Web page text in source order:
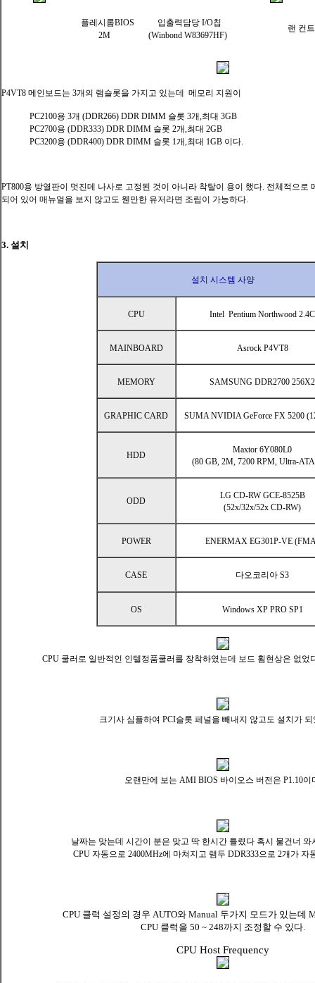
플레시롬BIOS 입출력담당 I/O칩
2M (Winbond W83697HF)
랜 컨
P4VT8 메인보드는 3개의 램슬롯을 가지고 있는데 메모리 지원이
PC2100용 3개 (DDR266) DDR DIMM 슬롯 3개,최대 3GB
PC2700용 (DDR333) DDR DIMM 슬롯 2개,최대 2GB
PC3200용 (DDR400) DDR DIMM 슬롯 1개,최대 1GB 이다.
PT800용 방열판이 멋진데 나사로 고정된 것이 아니라 착탈이 용이 했다. 전체적으로
되어 있어 매뉴얼을 보지 않고도 웬만한 유저라면 조립이 가능하다.
3. 설치
설치 시스템 사양
CPU Intel Pentium Northwood 2.4C
MAINBOARD Asrock P4VT8
MEMORY SAMSUNG DDR2700 256X2
GRAPHIC CARD SUMA NVIDIA GeForce FX 5200
HDD
Maxtor 6Y080L0
(80 GB, 2M, 7200 RPM, Ultra-
ODD
LG CD-RW GCE-8525B
(52x/32x/52x CD-RW)
POWER ENERMAX EG301P-VE
CASE 다오코리아 S3
OS Windows XP PRO SP1
CPU 쿨러로 일반적인 인텔정품쿨러를 장착하였는데 보드 휨현상은 없었
크기사 심플하여 PCI슬롯 페널을 빼내지 않고도 설치가
오랜만에 보는 AMI BIOS 바이오스 버전은 P1.10이
날짜는 맞는데 시간이 분은 맞고 딱 한시간 틀렸다 혹시 물건너 와
CPU 자동으로 2400MHz에 마쳐지고 램두 DDR333으로 2개가 자
CPU 클럭 설정의 경우 AUTO와 Manual 두가지 모드가 있는데
CPU 클럭을 50 ~ 248까지 조정할 수 있다.
CPU Host Frequency